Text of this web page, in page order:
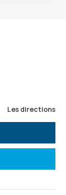
Les directions